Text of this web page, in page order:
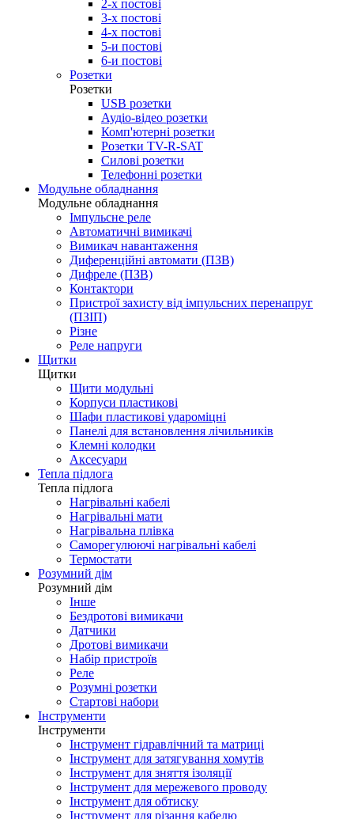
2-х постові
3-х постові
4-х постові
5-и постові
6-и постові
Розетки
Розетки
USB розетки
Аудіо-відео розетки
Комп'ютерні розетки
Розетки TV-R-SAT
Силові розетки
Телефонні розетки
Модульне обладнання
Модульне обладнання
Імпульсне реле
Автоматичні вимикачі
Вимикач навантаження
Диференційні автомати (ПЗВ)
Дифреле (ПЗВ)
Контактори
Пристрої захисту від імпульсних перенапруг
(ПЗІП)
Різне
Реле напруги
Щитки
Щитки
Щити модульні
Корпуси пластикові
Шафи пластикові удароміцні
Панелі для встановлення лічильників
Клемні колодки
Аксесуари
Тепла підлога
Тепла підлога
Нагрівальні кабелі
Нагрівальні мати
Нагрівальна плівка
Саморегулюючі нагрівальні кабелі
Термостати
Розумний дім
Розумний дім
Інше
Бездротові вимикачи
Датчики
Дротові вимикачи
Набір пристроїв
Реле
Розумні розетки
Стартові набори
Інструменти
Інструменти
Інструмент гідравлічний та матриці
Інструмент для затягування хомутів
Інструмент для зняття ізоляції
Інструмент для мережевого проводу
Інструмент для обтиску
Інструмент для різання кабелю